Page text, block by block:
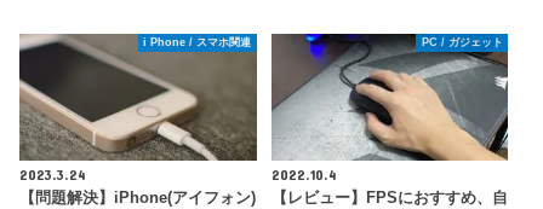
i Phone / スマホ関連
2023.3.24
【問題解決】iPhone(アイフォン)
PC / ガジェット
2022.10.4
【レビュー】FPSにおすすめ、自